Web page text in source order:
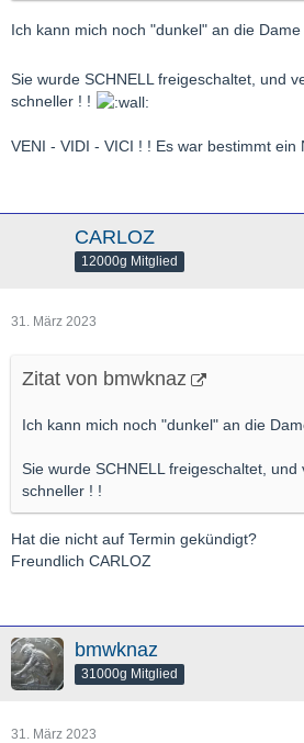
Ich kann mich noch "dunkel" an die
Sie wurde SCHNELL freigeschaltet, und
schneller ! !
VENI - VIDI - VICI ! ! Es war bestimmt ein
CARLOZ
12000g Mitglied
31. März 2023
Zitat von bmwknaz
Ich kann mich noch "dunkel" an die
Sie wurde SCHNELL freigeschaltet,
schneller ! !
Hat die nicht auf Termin gekündigt?
Freundlich CARLOZ
bmwknaz
31000g Mitglied
31. März 2023